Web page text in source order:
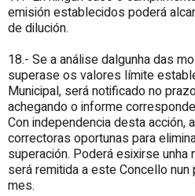
emisión establecidos poderá
de dilución.
18.- Se a análise dalgunha das
superase os valores límite
Municipal, será notificado no
achegando o informe
Con independencia desta acción,
correctoras oportunas para
superación. Poderá esixirse
será remitida a este Concello
mes.